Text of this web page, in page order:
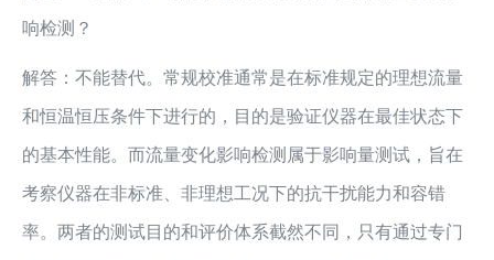
响检测？
解答：不能替代。常规校准通常是在标准规定的理想流量
和恒温恒压条件下进行的，目的是验证仪器在最佳状态下
的基本性能。而流量变化影响检测属于影响量测试，旨在
考察仪器在非标准、非理想工况下的抗干扰能力和容错
率。两者的测试目的和评价体系截然不同，只有通过专门